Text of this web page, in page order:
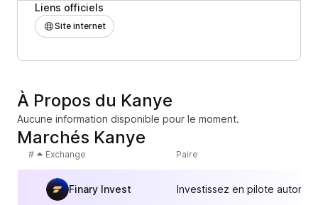
Liens officiels
Site internet
À Propos du Kanye
Aucune information disponible pour le moment.
Marchés Kanye
# Exchange Paire
Finary Invest Investissez en pilote